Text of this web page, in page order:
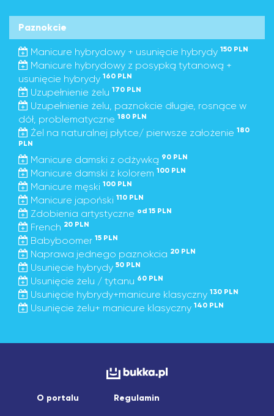
Paznokcie
Manicure hybrydowy + usunięcie hybrydy 150 PLN
Manicure hybrydowy z posypką tytanową +
usunięcie hybrydy 160 PLN
Uzupełnienie żelu 170 PLN
Uzupełnienie żelu, paznokcie długie, rosnące w
dół, problematyczne 180 PLN
Żel na naturalnej płytce/ pierwsze założenie 180
PLN
Manicure damski z odżywką 90 PLN
Manicure damski z kolorem 100 PLN
Manicure męski 100 PLN
Manicure japoński 110 PLN
Zdobienia artystyczne od 15 PLN
French 20 PLN
Babyboomer 15 PLN
Naprawa jednego paznokcia 20 PLN
Usunięcie hybrydy 50 PLN
Usunięcie żelu / tytanu 60 PLN
Usunięcie hybrydy+manicure klasyczny 130 PLN
Usunięcie żelu+ manicure klasyczny 140 PLN
O portalu Regulamin